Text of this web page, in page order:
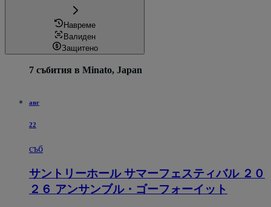
Навреме
Валиден
Защитено
7 събития в Minato, Japan
авг
22
съб
サントリーホール サマーフェスティバル ２０
２６ アンサンブル・ゴーフォーイット